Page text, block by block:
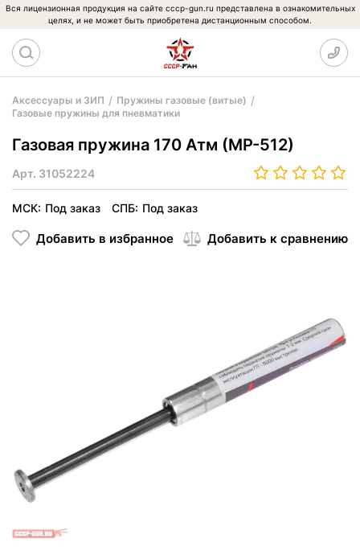
Вся лицензионная продукция на сайте cccp-gun.ru представлена в ознакомительных
целях, и не может быть приобретена дистанционным способом.
Аксессуары и ЗИП
Пружины газовые (витые)
Газовые пружины для пневматики
Газовая пружина 170 Атм (МР-512)
Арт. 31052224
МСК: Под заказ СПБ: Под заказ
Добавить в избранное Добавить к сравнению